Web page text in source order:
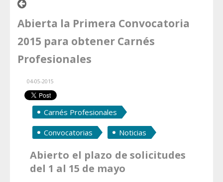
Abierta la Primera Convocatoria
2015 para obtener Carnés
Profesionales
04-05-2015
Carnés Profesionales
Convocatorias Noticias
Abierto el plazo de solicitudes
del 1 al 15 de mayo